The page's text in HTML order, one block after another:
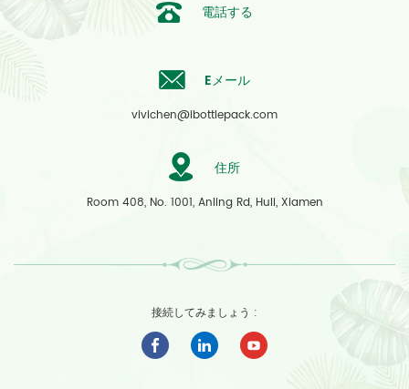
電話する
Eメール
vivichen@ibottlepack.com
住所
Room 408, No. 1001, Anling Rd, Huli, Xiamen
接続してみましょう :